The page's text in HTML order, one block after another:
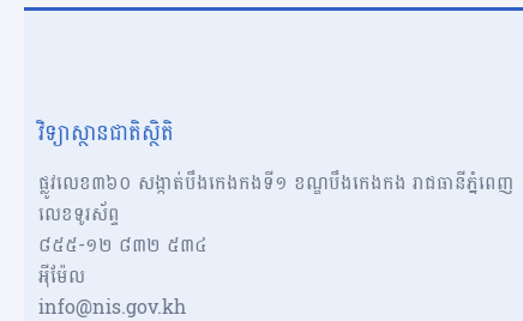
វិទ្យាស្ថានជាតិស្ថិតិ
ផ្លូវលេខ៣៦០ សង្កាត់បឹងកេងកងទី១ ខណ្ឌបឹងកេងកង រាជធានីភ្នំពេញ
លេខទូរស័ព្ទ
៨៥៥-១២​​ ៨៣២ ៥៣៤
អុីម៉ែល
info@nis.gov.kh